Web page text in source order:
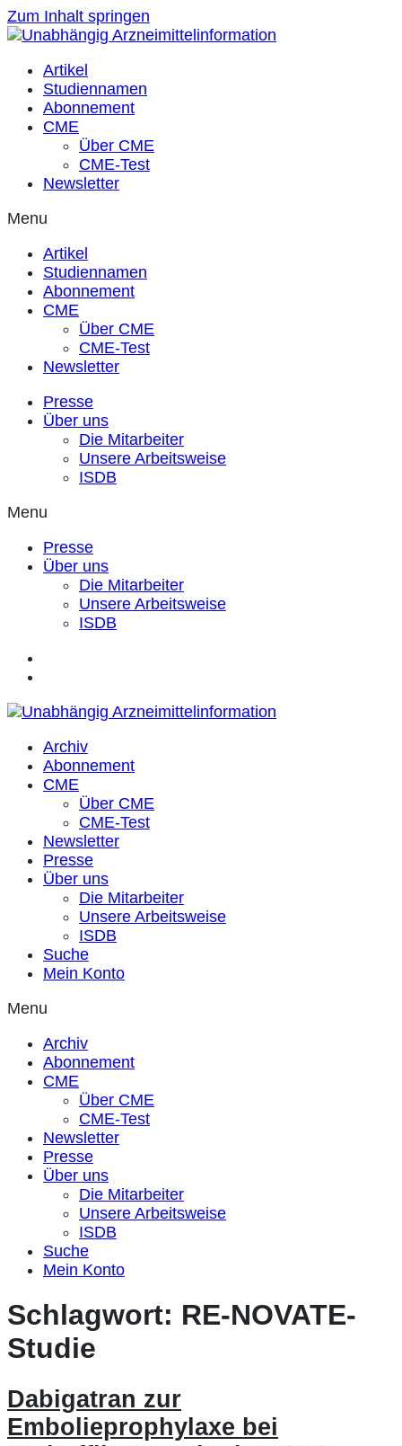
Zum Inhalt springen
Artikel
Studiennamen
Abonnement
CME
Über CME
CME-Test
Newsletter
Menu
Artikel
Studiennamen
Abonnement
CME
Über CME
CME-Test
Newsletter
Presse
Über uns
Die Mitarbeiter
Unsere Arbeitsweise
ISDB
Menu
Presse
Über uns
Die Mitarbeiter
Unsere Arbeitsweise
ISDB
Archiv
Abonnement
CME
Über CME
CME-Test
Newsletter
Presse
Über uns
Die Mitarbeiter
Unsere Arbeitsweise
ISDB
Suche
Mein Konto
Menu
Archiv
Abonnement
CME
Über CME
CME-Test
Newsletter
Presse
Über uns
Die Mitarbeiter
Unsere Arbeitsweise
ISDB
Suche
Mein Konto
Schlagwort: RE-NOVATE-
Studie
Dabigatran zur
Embolieprophylaxe bei